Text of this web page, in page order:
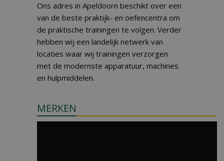
Ons adres in Apeldoorn beschikt over een
van de beste praktijk- en oefencentra om
de praktische trainingen te volgen. Verder
hebben wij een landelijk netwerk van
locaties waar wij trainingen verzorgen
met de modernste apparatuur, machines
en hulpmiddelen.
MERKEN